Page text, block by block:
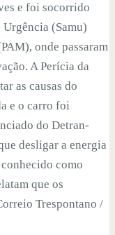
e foi socorrido
(Samu)
onde passaram
A Perícia da
as causas do
e o carro foi
do Detran-
desligar a energia
como
que os
Trespontano /